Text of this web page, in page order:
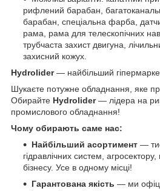
рифлений барабан,
барабан, спеціальна фарба,
рама, рама для телескопічних
трубчаста захист двигуна,
захисний кожух.
Hydrolider— найбільший гіпермаркет
Шукаєте потужне обладнання, яке
Обирайте Hydrolider— лідера на
промислового обладнання!
Чому обирають саме нас:
Найбільший асортимент —
гідравлічних систем,
бізнесу. Усе в одному місці!
Гарантована якість — ми